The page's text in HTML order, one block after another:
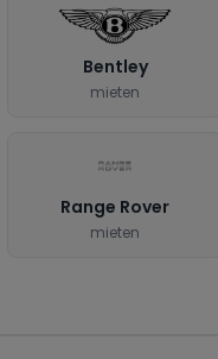
Bentley
mieten
Range Rover
mieten